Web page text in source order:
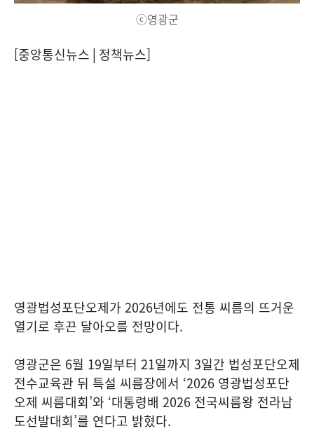
ⓒ영광군
[중앙통신뉴스│정책뉴스]
영광법성포단오제가 2026년에도 전통 씨름의 뜨거운
열기로 후끈 달아오를 전망이다.
영광군은 6월 19일부터 21일까지 3일간 법성포단오제
전수교육관 뒤 특설 씨름장에서 ‘2026 영광법성포단
오제 씨름대회’와 ‘대통령배 2026 전국씨름왕 전라남
도선발대회’를 연다고 밝혔다.